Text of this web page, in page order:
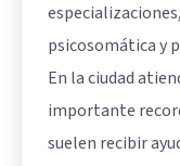
psicosomática y
En la ciudad
importante
suelen recibir